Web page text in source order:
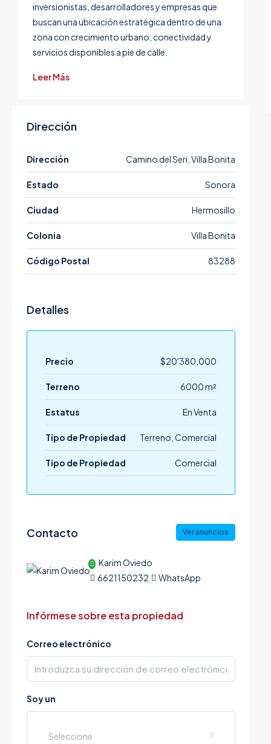
inversionistas, desarrolladores y empresas que
buscan una ubicación estratégica dentro de una
zona con crecimiento urbano, conectividad y
servicios disponibles a pie de calle.
Leer Más
Dirección
Dirección Camino del Seri, Villa Bonita
Estado Sonora
Ciudad Hermosillo
Colonia Villa Bonita
Código Postal 83288
Detalles
Precio $20'380,000
Terreno 6000 m²
Estatus En Venta
Tipo de Propiedad Terreno, Comercial
Tipo de Propiedad Comercial
Contacto Ver anuncios
Karim Oviedo
6621150232
WhatsApp
Infórmese sobre esta propiedad
Correo electrónico
Soy un
Seleccione